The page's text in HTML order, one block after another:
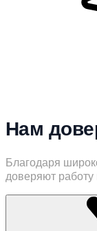
Нам
Благодаря
доверяют